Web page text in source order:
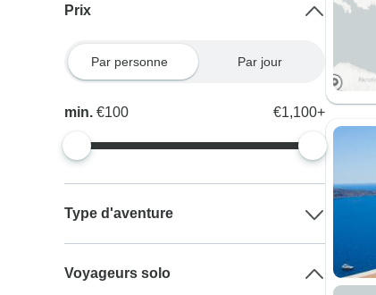
Prix
Par personne Par jour
min.€100 €1,100+
Type d'aventure
Voyageurs solo